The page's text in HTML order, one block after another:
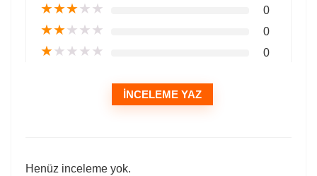
★★★★★ 0
★★★★★ 0
★★★★★ 0
İNCELEME YAZ
Henüz inceleme yok.